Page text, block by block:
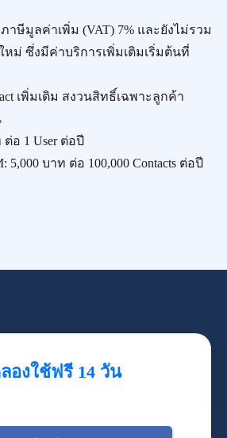
ษีมูลค่าเพิ่ม (VAT) 7% และยังไม่รวม
หม่ ซึ่งมีค่าบริการเพิ่มเติมเริ่มต้นที่
เพิ่มเติม สงวนสิทธิ์เฉพาะลูกค้า
ต่อ 1 User ต่อปี
5,000 บาท ต่อ 100,000 Contacts ต่อปี
องใช้ฟรี 14 วัน